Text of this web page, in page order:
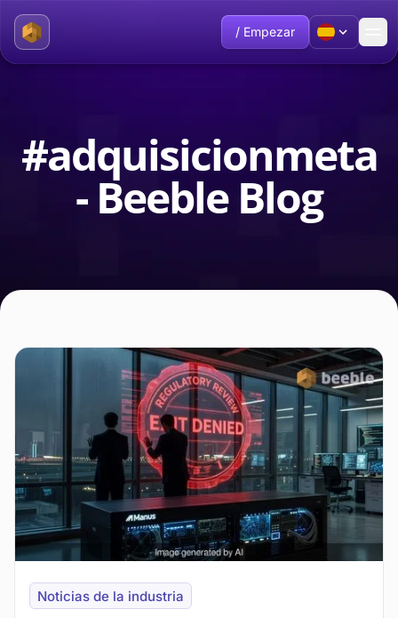
/ Empezar
#adquisicionmeta
- Beeble Blog
Noticias de la industria